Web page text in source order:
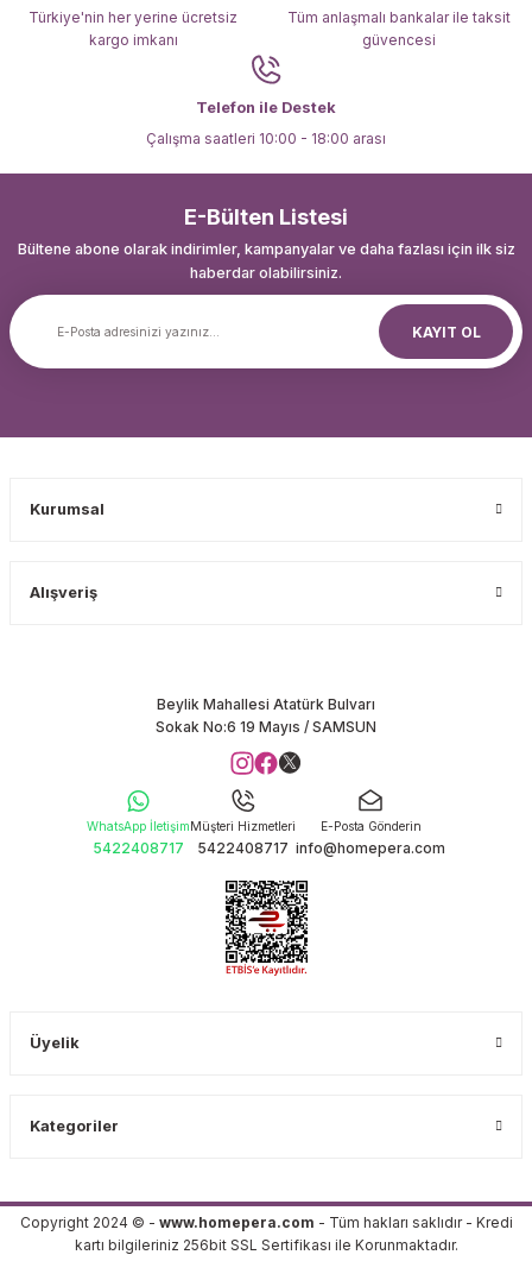
Türkiye'nin her yerine ücretsiz
kargo imkanı
Tüm anlaşmalı bankalar ile taksit
güvencesi
Telefon ile Destek
Çalışma saatleri 10:00 - 18:00 arası
E-Bülten Listesi
Bültene abone olarak indirimler, kampanyalar ve daha fazlası için ilk siz
haberdar olabilirsiniz.
KAYIT OL
Kurumsal
Alışveriş
Beylik Mahallesi Atatürk Bulvarı
Sokak No:6 19 Mayıs / SAMSUN
WhatsApp İletişim
5422408717
Müşteri Hizmetleri
5422408717
E-Posta Gönderin
info@homepera.com
Üyelik
Kategoriler
Copyright 2024 © - www.homepera.com - Tüm hakları saklıdır - Kredi
kartı bilgileriniz 256bit SSL Sertifikası ile Korunmaktadır.